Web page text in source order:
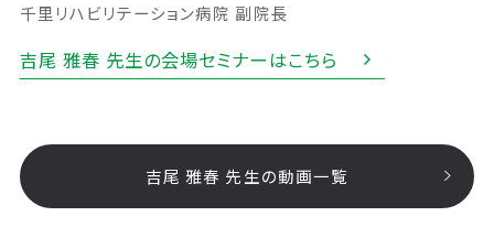
千里リハビリテーション病院 副院長
吉尾 雅春 先生の会場セミナーはこちら
吉尾 雅春 先生の動画一覧